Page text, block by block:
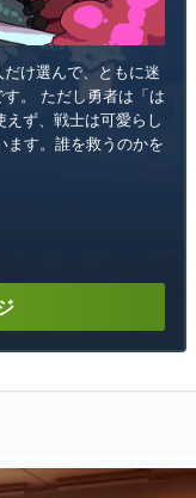
け選んで、ともに迷
。 ただし勇者は「は
ず、戦士は可愛らし
す。誰を救うのかを